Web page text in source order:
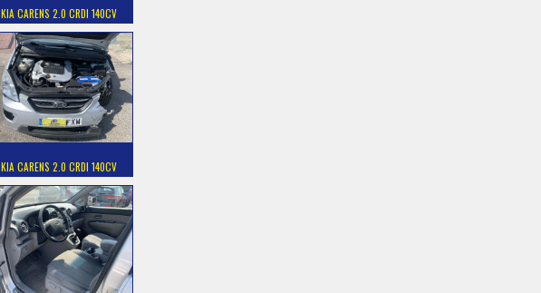
KIA CARENS 2.0 CRDI 140CV
KIA CARENS 2.0 CRDI 140CV